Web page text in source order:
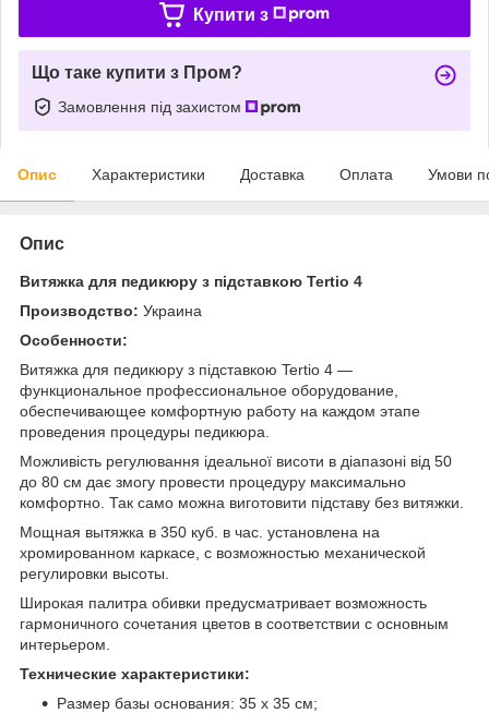
Купити з
Що таке купити з Пром?
Замовлення під захистом
Опис Характеристики Доставка Оплата Умови
Опис
Витяжка для педикюру з підставкою Tertio 4
Производство: Украина
Особенности:
Витяжка для педикюру з підставкою Tertio 4 —
функциональное профессиональное оборудование,
обеспечивающее комфортную работу на каждом этапе
проведения процедуры педикюра.
Можливість регулювання ідеальної висоти в діапазоні від 50
до 80 см дає змогу провести процедуру максимально
комфортно. Так само можна виготовити підставу без витяжки.
Мощная вытяжка в 350 куб. в час. установлена на
хромированном каркасе, с возможностью механической
регулировки высоты.
Широкая палитра обивки предусматривает возможность
гармоничного сочетания цветов в соответствии с основным
интерьером.
Технические характеристики:
Размер базы основания: 35 х 35 см;